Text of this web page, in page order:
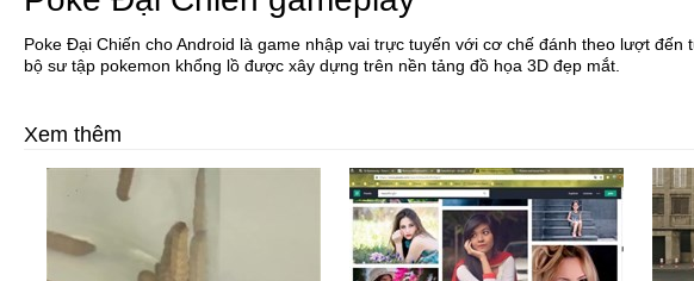
Poke Đại Chiến cho Android là game nhập vai trực tuyến với cơ chế đánh theo lượt
bộ sư tập pokemon khổng lồ được xây dựng trên nền tảng đồ họa 3D đẹp mắt.
Xem thêm